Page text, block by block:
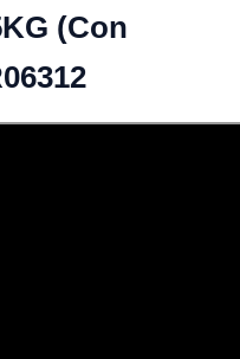
(Con